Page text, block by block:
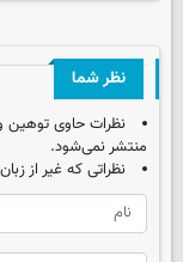
نظر شما
نظرات حاوی
منتشر نمی‌شود.
نظراتی که غیر از